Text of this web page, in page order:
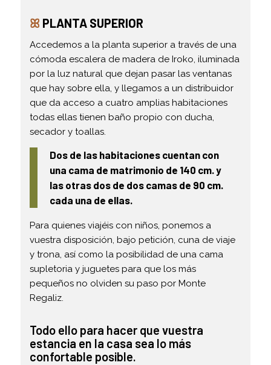
ꕤ PLANTA SUPERIOR
Accedemos a la planta superior a través de una
cómoda escalera de madera de Iroko, iluminada
por la luz natural que dejan pasar las ventanas
que hay sobre ella, y llegamos a un distribuidor
que da acceso a cuatro amplias habitaciones
todas ellas tienen baño propio con ducha,
secador y toallas.
Dos de las habitaciones cuentan con
una cama de matrimonio de 140 cm. y
las otras dos de dos camas de 90 cm.
cada una de ellas.
Para quienes viajéis con niños, ponemos a
vuestra disposición, bajo petición, cuna de viaje
y trona, así como la posibilidad de una cama
supletoria y juguetes para que los más
pequeños no olviden su paso por Monte
Regaliz.
Todo ello para hacer que vuestra
estancia en la casa sea lo más
confortable posible.